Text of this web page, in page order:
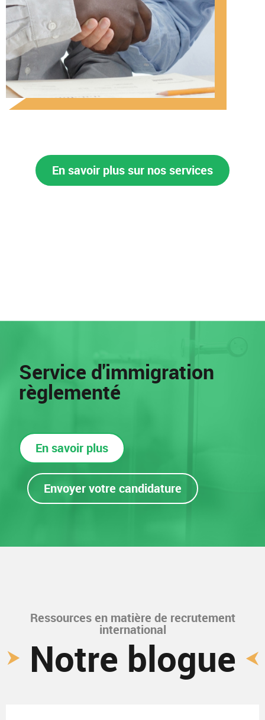
En savoir plus sur nos services
Service d'immigration
règlementé
En savoir plus
Envoyer votre candidature
Ressources en matière de recrutement
international
Notre blogue